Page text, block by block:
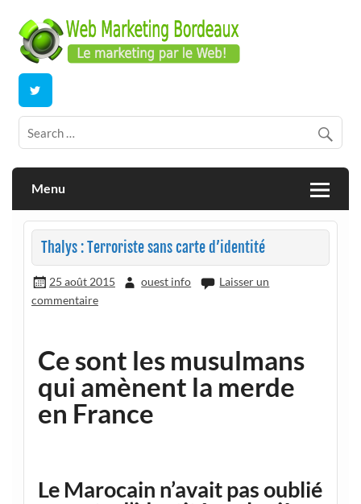
content
Webmarketing Bordeaux
E-commerce | ERP/CRM Dolibarr | Bordeaux
Menu
Thalys : Terroriste sans carte d’identité
25 août 2015 ouest info
Laisser un
commentaire
Ce sont les musulmans
qui amènent la merde
en France
Le Marocain n’avait pas oublié